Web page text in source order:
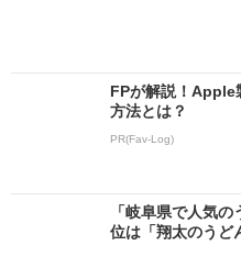
FPが解説！Apple
方法とは？
PR(Fav-Log)
「岐阜県で人気
位は「翔太のうど